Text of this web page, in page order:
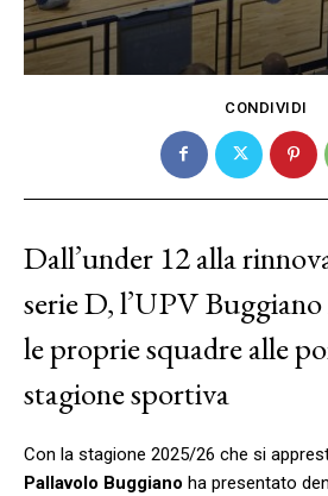
CONDIVIDI
Dall’under 12 alla
serie D, l’UPV
le proprie squadre alle
stagione sportiva
Con la stagione 2025/26 che si
Pallavolo Buggiano ha presentato